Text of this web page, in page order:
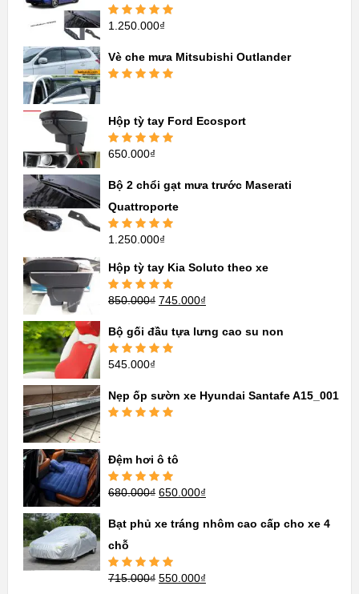
Được xếp
1.250.000₫
Vè che mưa Mitsubishi Outlander
Hộp tỳ tay Ford Ecosport
Được xếp
650.000₫
Bộ 2 chổi gạt mưa trước Maserati
Quattroporte
Được xếp
sao
1.250.000₫
Hộp tỳ tay Kia Soluto theo xe
Được xếp
850.000₫ 745.000₫
Bộ gối đầu tựa lưng cao su non
Được xếp
545.000₫
Nẹp ốp sườn xe Hyundai Santafe A15_001
Đệm hơi ô tô
Được xếp
680.000₫ 650.000₫
Bạt phủ xe tráng nhôm cao cấp cho xe 4
chỗ
Được xếp
715.000₫ 550.000₫